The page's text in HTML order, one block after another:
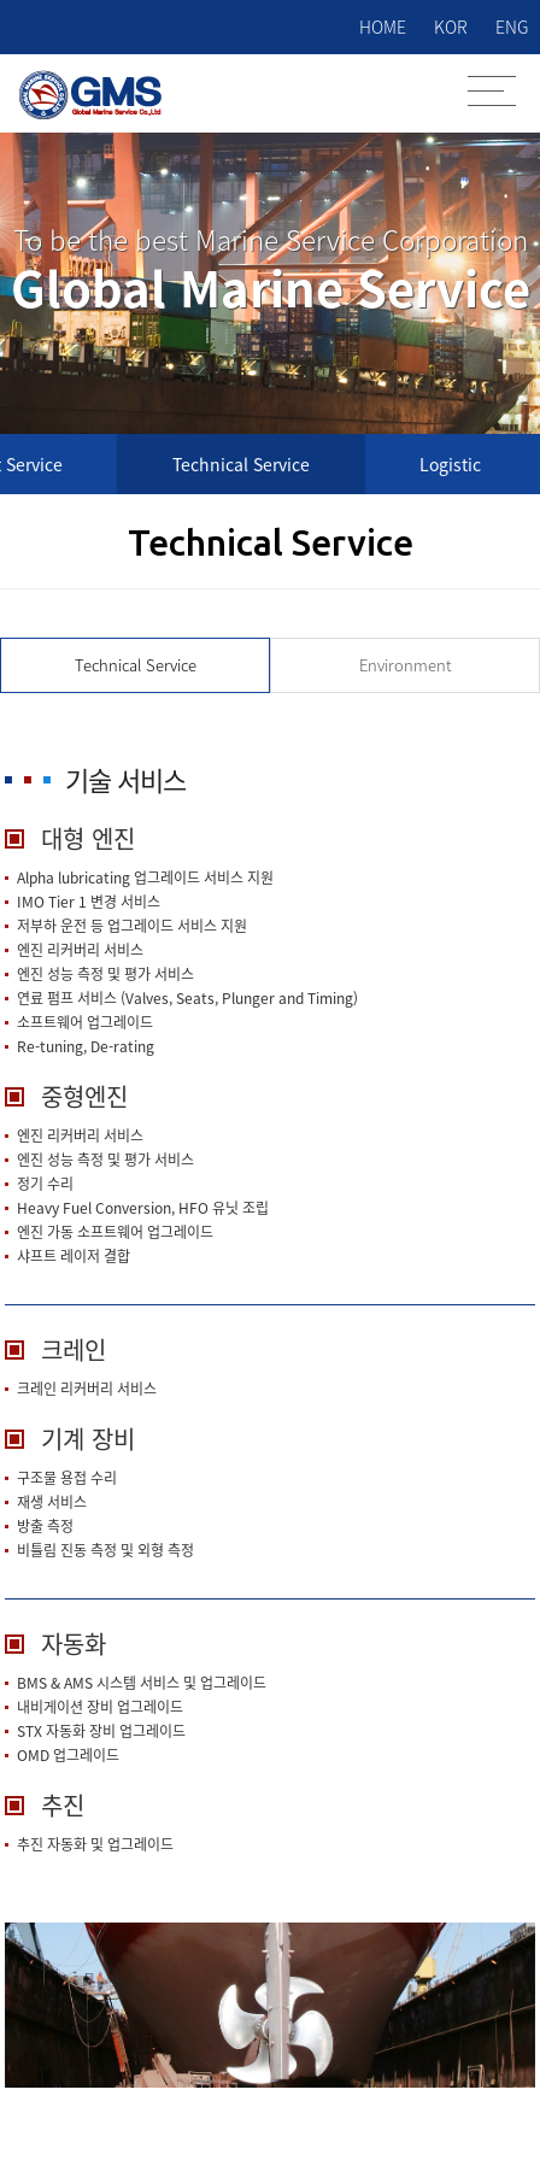
HOME KOR ENG
To be the best Marine Service Corporation
Global Marine Service
Technical Service Logistic
Technical Service
Technical Service Environment
기술 서비스
대형 엔진
Alpha lubricating 업그레이드 서비스 지원
IMO Tier 1 변경 서비스
저부하 운전 등 업그레이드 서비스 지원
엔진 리커버리 서비스
엔진 성능 측정 및 평가 서비스
연료 펌프 서비스 (Valves, Seats, Plunger and Timing)
소프트웨어 업그레이드
Re-tuning, De-rating
중형엔진
엔진 리커버리 서비스
엔진 성능 측정 및 평가 서비스
정기 수리
Heavy Fuel Conversion, HFO 유닛 조립
엔진 가동 소프트웨어 업그레이드
샤프트 레이저 결합
크레인
크레인 리커버리 서비스
기계 장비
구조물 용접 수리
재생 서비스
방출 측정
비틀림 진동 측정 및 외형 측정
자동화
BMS & AMS 시스템 서비스 및 업그레이드
내비게이션 장비 업그레이드
STX 자동화 장비 업그레이드
OMD 업그레이드
추진
추진 자동화 및 업그레이드